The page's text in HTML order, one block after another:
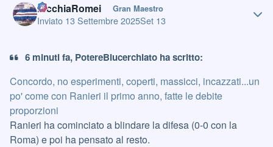
PicchiaRomei Gran Maestro
Inviato 13 Settembre 2025Set 13
6 minuti fa, PotereBlucerchiato ha scritto:
Concordo, no esperimenti, coperti, massicci, incazzati...un
po' come con Ranieri il primo anno, fatte le debite
proporzioni
Ranieri ha cominciato a blindare la difesa (0-0 con la
Roma) e poi ha pensato al resto.